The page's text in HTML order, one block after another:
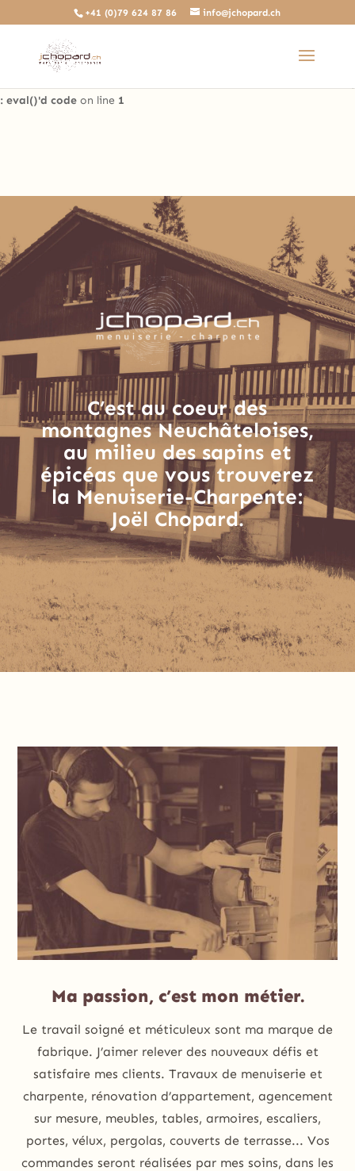
Deprecated: The predefined locally scoped $http_response_header
variable is deprecated, call http_get_last_response_headers()
instead in
: eval()'d code on line 1
+41 (0)79 624 87 86 info@jchopard.ch
C’est au coeur des
montagnes Neuchâteloises,
au milieu des sapins et
épicéas que vous trouverez
la Menuiserie-Charpente:
Joël Chopard.
Ma passion, c’est mon métier.
Le travail soigné et méticuleux sont ma marque de
fabrique. J’aimer relever des nouveaux défis et
satisfaire mes clients. Travaux de menuiserie et
charpente, rénovation d’appartement, agencement
sur mesure, meubles, tables, armoires, escaliers,
portes, vélux, pergolas, couverts de terrasse... Vos
commandes seront réalisées par mes soins, dans les